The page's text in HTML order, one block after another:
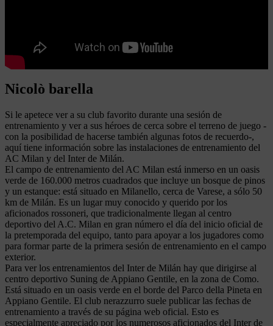
Nicolò barella
Si le apetece ver a su club favorito durante una sesión de
entrenamiento y ver a sus héroes de cerca sobre el terreno de juego -
con la posibilidad de hacerse también algunas fotos de recuerdo-,
aquí tiene información sobre las instalaciones de entrenamiento del
AC Milan y del Inter de Milán.
El campo de entrenamiento del AC Milan está inmerso en un oasis
verde de 160.000 metros cuadrados que incluye un bosque de pinos
y un estanque: está situado en Milanello, cerca de Varese, a sólo 50
km de Milán. Es un lugar muy conocido y querido por los
aficionados rossoneri, que tradicionalmente llegan al centro
deportivo del A.C. Milan en gran número el día del inicio oficial de
la pretemporada del equipo, tanto para apoyar a los jugadores como
para formar parte de la primera sesión de entrenamiento en el campo
exterior.
Para ver los entrenamientos del Inter de Milán hay que dirigirse al
centro deportivo Suning de Appiano Gentile, en la zona de Como.
Está situado en un oasis verde en el borde del Parco della Pineta en
Appiano Gentile. El club nerazzurro suele publicar las fechas de
entrenamiento a través de su página web oficial. Esto es
especialmente apreciado por los numerosos aficionados del Inter de